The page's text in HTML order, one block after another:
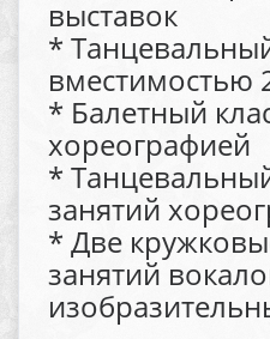
выставок
*
вместимостью
* Балетный
хореографией
*
занятий
* Две
занятий